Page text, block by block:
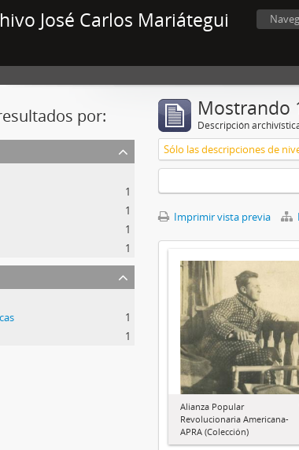
José Carlos Mariátegui
por:
1
1
1
1
1
1
Mostrando
Descripción
Sólo las descripciones de
Imprimir vista previa
Alianza Popular
Revolucionaria Americana-
APRA (Colección)